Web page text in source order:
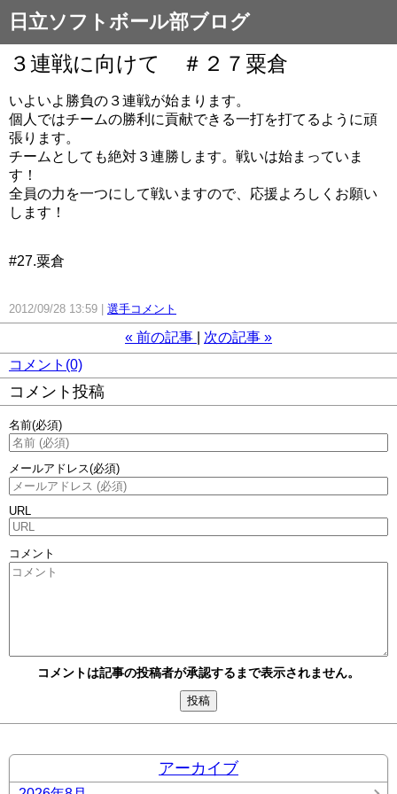
日立ソフトボール部ブログ
３連戦に向けて ＃２７粟倉
いよいよ勝負の３連戦が始まります。
個人ではチームの勝利に貢献できる一打を打てるように頑
張ります。
チームとしても絶対３連勝します。戦いは始まっていま
す！
全員の力を一つにして戦いますので、応援よろしくお願い
します！
#27.粟倉
2012/09/28 13:59 選手コメント
« 前の記事 次の記事 »
コメント(0)
コメント投稿
名前(必須)
メールアドレス(必須)
URL
コメント
コメントは記事の投稿者が承認するまで表示されません。
アーカイブ